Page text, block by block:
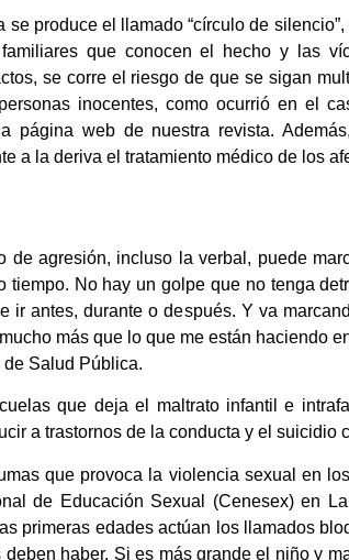
se produce el llamado “círculo de
que conocen el hecho y las
se corre el riesgo de que se sigan
inocentes, como ocurrió en el
página web de nuestra revista.
a la deriva el tratamiento médico de los
de agresión, incluso la verbal, puede
tiempo. No hay un golpe que no tenga
ir antes, durante o después. Y va
más que lo que me están haciendo
Salud Pública.
que deja el maltrato infantil e
a trastornos de la conducta y el suicidio
que provoca la violencia sexual en
de Educación Sexual (Cenesex) en
primeras edades actúan los llamados
deben haber. Si es más grande el niño y